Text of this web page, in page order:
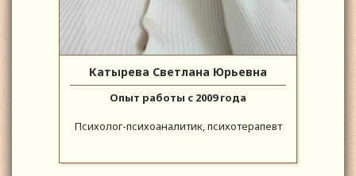
Катырева Светлана Юрьевна
Опыт работы с 2009 года
Психолог-психоаналитик, психотерапевт